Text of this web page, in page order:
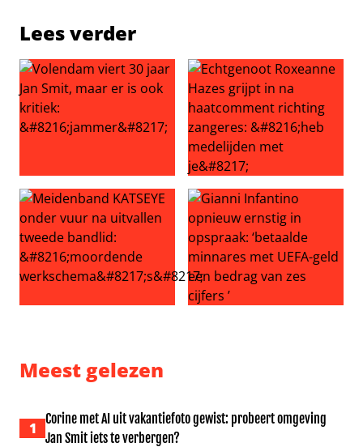
Lees verder
Volendam viert 30 jaar Jan Smit, maar er is ook kritiek:
Echtgenoot Roxeanne
Meest gelezen
1
Corine met AI uit vakantiefoto gewist: probeert omgeving
Jan Smit iets te verbergen?